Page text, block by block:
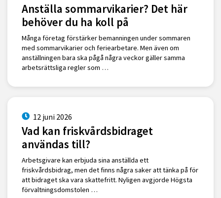
Anställa sommarvikarier? Det här
behöver du ha koll på
Många företag förstärker bemanningen under sommaren
med sommarvikarier och feriearbetare. Men även om
anställningen bara ska pågå några veckor gäller samma
arbetsrättsliga regler som …
12 juni 2026
Vad kan friskvårdsbidraget
användas till?
Arbetsgivare kan erbjuda sina anställda ett
friskvårdsbidrag, men det finns några saker att tänka på för
att bidraget ska vara skattefritt. Nyligen avgjorde Högsta
förvaltningsdomstolen …